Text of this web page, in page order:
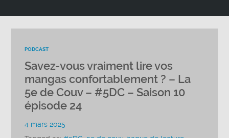
PODCAST
Savez-vous vraiment lire vos
mangas confortablement ? – La
5e de Couv – #5DC – Saison 10
épisode 24
4 mars 2025